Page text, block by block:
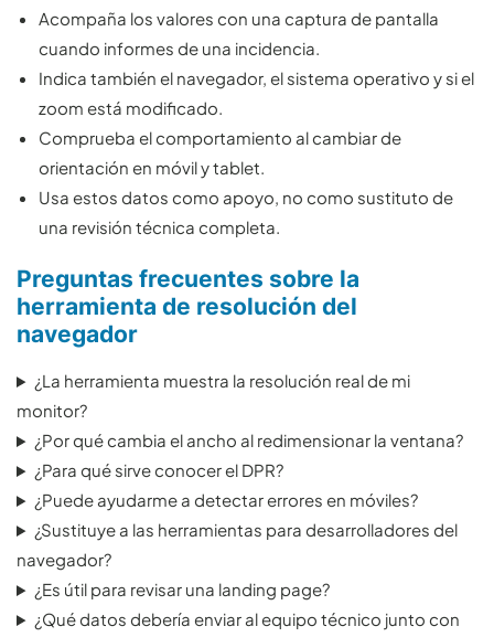
Acompaña los valores con una captura de pantalla
cuando informes de una incidencia.
Indica también el navegador, el sistema operativo y si el
zoom está modificado.
Comprueba el comportamiento al cambiar de
orientación en móvil y tablet.
Usa estos datos como apoyo, no como sustituto de
una revisión técnica completa.
Preguntas frecuentes sobre la
herramienta de resolución del
navegador
¿La herramienta muestra la resolución real de mi
monitor?
¿Por qué cambia el ancho al redimensionar la ventana?
¿Para qué sirve conocer el DPR?
¿Puede ayudarme a detectar errores en móviles?
¿Sustituye a las herramientas para desarrolladores del
navegador?
¿Es útil para revisar una landing page?
¿Qué datos debería enviar al equipo técnico junto con